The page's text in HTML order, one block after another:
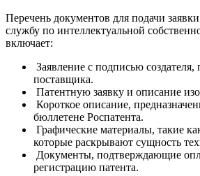
Перечень документов для подачи
службу по интеллектуальной
включает:
Заявление с подписью создателя,
поставщика.
Патентную заявку и описание
Короткое описание,
бюллетене Роспатента.
Графические материалы, такие
которые раскрывают сущность
Документы, подтверждающие
регистрацию патента.